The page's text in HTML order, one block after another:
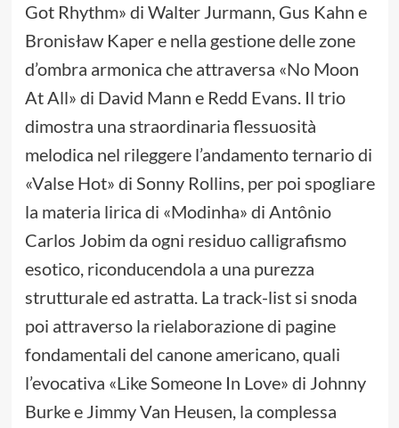
Got Rhythm» di Walter Jurmann, Gus Kahn e
Bronisław Kaper e nella gestione delle zone
d’ombra armonica che attraversa «No Moon
At All» di David Mann e Redd Evans. Il trio
dimostra una straordinaria flessuosità
melodica nel rileggere l’andamento ternario di
«Valse Hot» di Sonny Rollins, per poi spogliare
la materia lirica di «Modinha» di Antônio
Carlos Jobim da ogni residuo calligrafismo
esotico, riconducendola a una purezza
strutturale ed astratta. La track-list si snoda
poi attraverso la rielaborazione di pagine
fondamentali del canone americano, quali
l’evocativa «Like Someone In Love» di Johnny
Burke e Jimmy Van Heusen, la complessa